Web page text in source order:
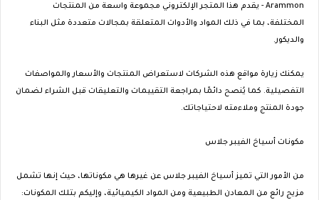
Arammon - يقدم هذا المتجر الإلكتروني مجموعة واسعة من المنتجات
المختلفة، بما في ذلك المواد والأدوات المتعلقة بمجالات متعددة مثل البناء
والديكور.
يمكنك زيارة مواقع هذه الشركات لاستعراض المنتجات والأسعار والمواصفات
التفصيلية. كما يُنصح دائمًا بمراجعة التقييمات والتعليقات قبل الشراء لضمان
جودة المنتج وملاءمته لاحتياجاتك.
مكونات أسياخ الفيبر جلاس
من الأمور التي تميز أسياخ الفيبر جلاس عن غيرها هي مكوناتها، حيث إنها تشمل
مزيج رائع من المعادن الطبيعية ومن المواد الكيميائية، وإليكم بتلك المكونات: